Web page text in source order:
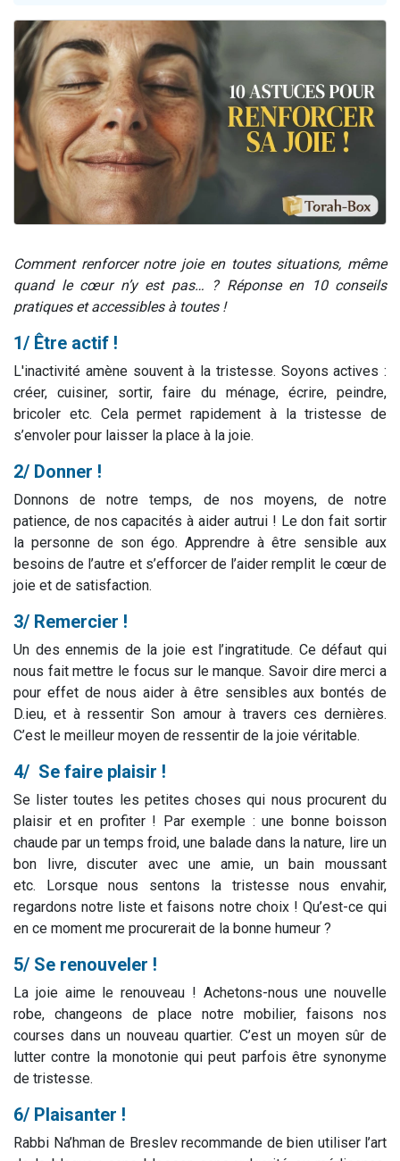
3 personnes viennent de faire un don pour 5 jours de vacances aux Orphelins
Odaya vient de donner son Maasser
2 personnes viennent de faire un don pour Tsédaka : pauvres d'Israel
Comment renforcer notre joie en toutes situations, même
quand le cœur n’y est pas… ? Réponse en 10 conseils
pratiques et accessibles à toutes !
1/ Être actif !
L'inactivité amène souvent à la tristesse. Soyons actives :
créer, cuisiner, sortir, faire du ménage, écrire, peindre,
bricoler etc. Cela permet rapidement à la tristesse de
s’envoler pour laisser la place à la joie.
2/ Donner !
Donnons de notre temps, de nos moyens, de notre
patience, de nos capacités à aider autrui ! Le don fait sortir
la personne de son égo. Apprendre à être sensible aux
besoins de l’autre et s’efforcer de l’aider remplit le cœur de
joie et de satisfaction.
3/ Remercier !
Un des ennemis de la joie est l’ingratitude. Ce défaut qui
nous fait mettre le focus sur le manque. Savoir dire merci a
pour effet de nous aider à être sensibles aux bontés de
D.ieu, et à ressentir Son amour à travers ces dernières.
C’est le meilleur moyen de ressentir de la joie véritable.
4/ Se faire plaisir !
Se lister toutes les petites choses qui nous procurent du
plaisir et en profiter ! Par exemple : une bonne boisson
chaude par un temps froid, une balade dans la nature, lire un
bon livre, discuter avec une amie, un bain moussant
etc. Lorsque nous sentons la tristesse nous envahir,
regardons notre liste et faisons notre choix ! Qu’est-ce qui
en ce moment me procurerait de la bonne humeur ?
5/ Se renouveler !
La joie aime le renouveau ! Achetons-nous une nouvelle
robe, changeons de place notre mobilier, faisons nos
courses dans un nouveau quartier. C’est un moyen sûr de
lutter contre la monotonie qui peut parfois être synonyme
de tristesse.
6/ Plaisanter !
Rabbi Na’hman de Breslev recommande de bien utiliser l’art